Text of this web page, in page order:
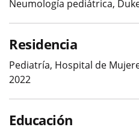
Neumología pediátrica,
Residencia
Pediatría, Hospital de
2022
Educación